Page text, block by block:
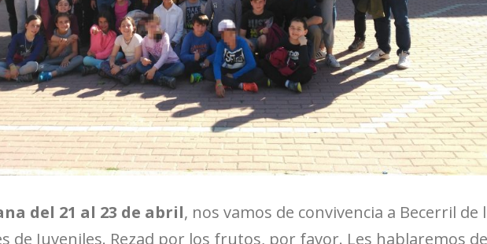
del 21 al 23 de abril, nos vamos de convivencia a Becerril de
de Juveniles. Rezad por los frutos, por favor. Les hablaremos de